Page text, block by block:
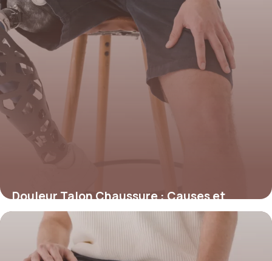
Douleur Talon Chaussure : Causes et
Solutions
17 juin 2026